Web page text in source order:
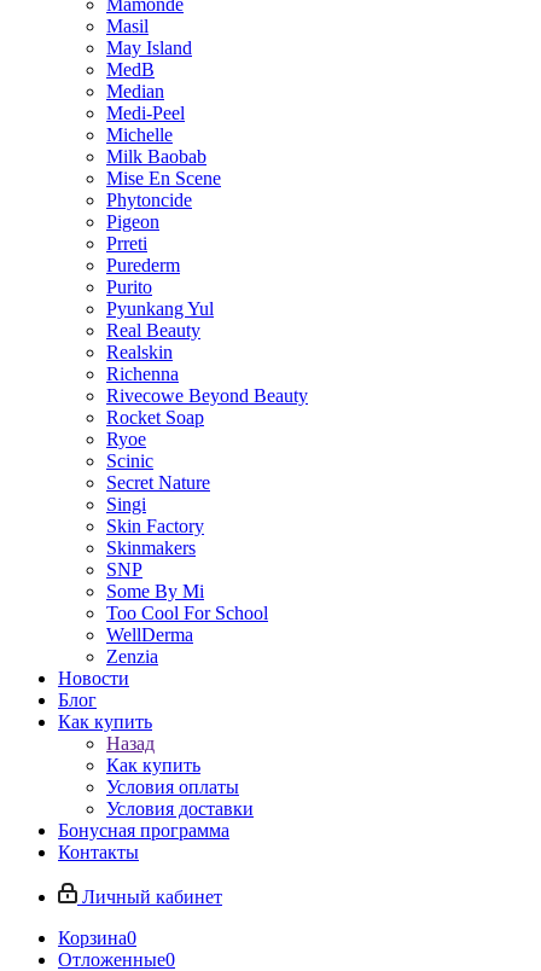
Mamonde
Masil
May Island
MedB
Median
Medi-Peel
Michelle
Milk Baobab
Mise En Scene
Phytoncide
Pigeon
Prreti
Purederm
Purito
Pyunkang Yul
Real Beauty
Realskin
Richenna
Rivecowe Beyond Beauty
Rocket Soap
Ryoe
Scinic
Secret Nature
Singi
Skin Factory
Skinmakers
SNP
Some By Mi
Too Cool For School
WellDerma
Zenzia
Новости
Блог
Как купить
Назад
Как купить
Условия оплаты
Условия доставки
Бонусная программа
Контакты
Личный кабинет
Корзина0
Отложенные0